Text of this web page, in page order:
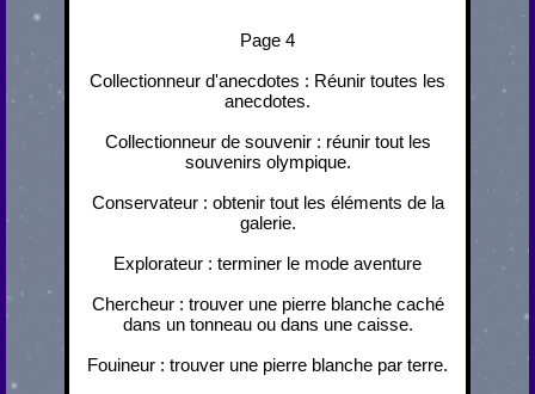
Page 4
Collectionneur d'anecdotes : Réunir toutes les
anecdotes.
Collectionneur de souvenir : réunir tout les
souvenirs olympique.
Conservateur : obtenir tout les éléments de la
galerie.
Explorateur : terminer le mode aventure
Chercheur : trouver une pierre blanche caché
dans un tonneau ou dans une caisse.
Fouineur : trouver une pierre blanche par terre.